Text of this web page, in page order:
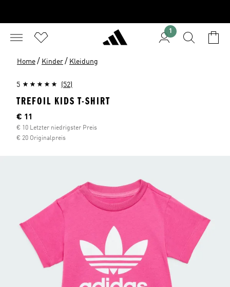
1
Home / Kinder / Kleidung
5 (52)
TREFOIL KIDS T-SHIRT
Aktueller Preis
€ 11
€ 10 Letzter niedrigster Preis
€ 20 Originalpreis